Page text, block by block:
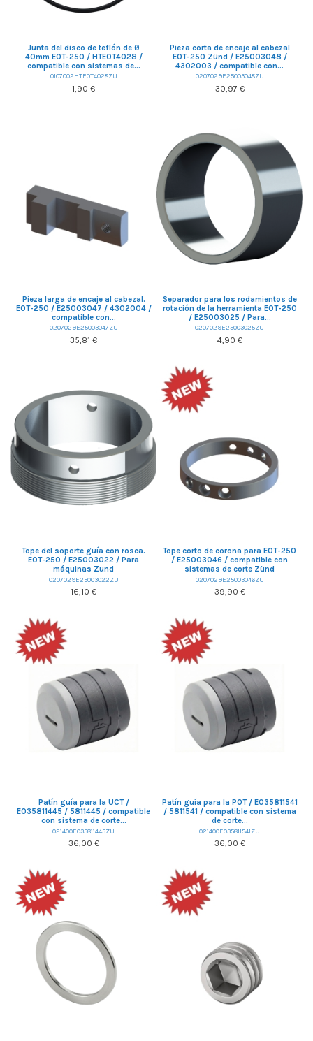
Junta del disco de teflón de Ø
40mm EOT-250 / HTEOT4028 /
compatible con sistemas de...
0107002HTEOT4028ZU
1,90 €
Pieza corta de encaje al cabezal
EOT-250 Zünd / E25003048 /
4302003 / compatible con...
0207029E25003048ZU
30,97 €
Pieza larga de encaje al cabezal.
EOT-250 / E25003047 / 4302004 /
compatible con...
0207029E25003047ZU
35,81 €
Separador para los rodamientos de
rotación de la herramienta EOT-250
/ E25003025 / Para...
0207029E25003025ZU
4,90 €
Tope del soporte guía con rosca.
EOT-250 / E25003022 / Para
máquinas Zund
0207029E25003022ZU
16,10 €
Tope corto de corona para EOT-250
/ E25003046 / compatible con
sistemas de corte Zünd
0207029E25003046ZU
39,90 €
Patín guía para la UCT /
E035811445 / 5811445 / compatible
con sistema de corte...
021400E035811445ZU
36,00 €
Patín guía para la POT / E035811541
/ 5811541 / compatible con sistema
de corte...
021400E035811541ZU
36,00 €